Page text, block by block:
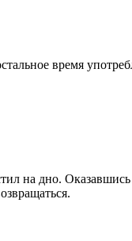
время
на дно.